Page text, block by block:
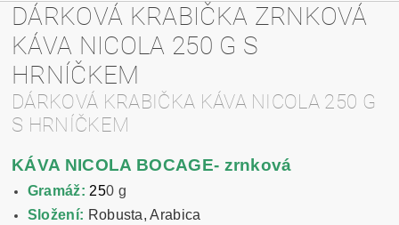
DÁRKOVÁ KRABIČKA ZRNKOVÁ
KÁVA NICOLA 250 G S
HRNÍČKEM
DÁRKOVÁ KRABIČKA KÁVA NICOLA 250 G
S HRNÍČKEM
KÁVA NICOLA BOCAGE- zrnková
Gramáž: 250 g
Složení: Robusta, Arabica